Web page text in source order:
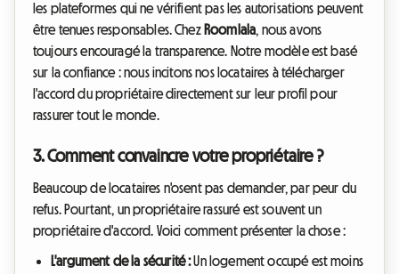
les plateformes qui ne vérifient pas les autorisations peuvent
être tenues responsables. Chez Roomlala, nous avons
toujours encouragé la transparence. Notre modèle est basé
sur la confiance : nous incitons nos locataires à télécharger
l'accord du propriétaire directement sur leur profil pour
rassurer tout le monde.
3. Comment convaincre votre propriétaire ?
Beaucoup de locataires n'osent pas demander, par peur du
refus. Pourtant, un propriétaire rassuré est souvent un
propriétaire d'accord. Voici comment présenter la chose :
L'argument de la sécurité :Un logement occupé est moins